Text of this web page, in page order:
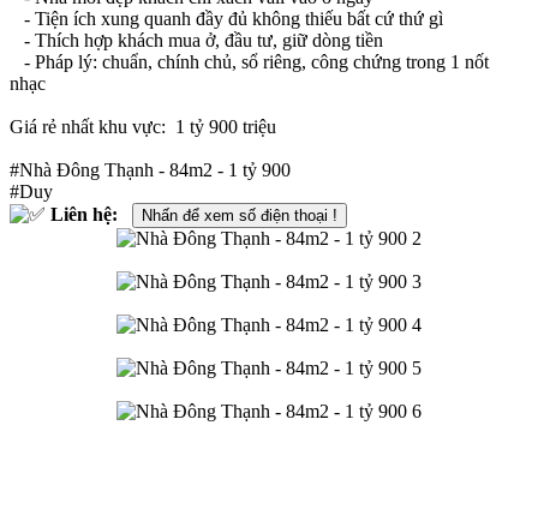
- Tiện ích xung quanh đầy đủ không thiếu bất cứ thứ gì
- Thích hợp khách mua ở, đầu tư, giữ dòng tiền
- Pháp lý: chuẩn, chính chủ, sổ riêng, công chứng trong 1 nốt
nhạc
Giá rẻ nhất khu vực: 1 tỷ 900 triệu
#Nhà Đông Thạnh - 84m2 - 1 tỷ 900
#Duy
Liên hệ:
Nhấn để xem số điện thoại !